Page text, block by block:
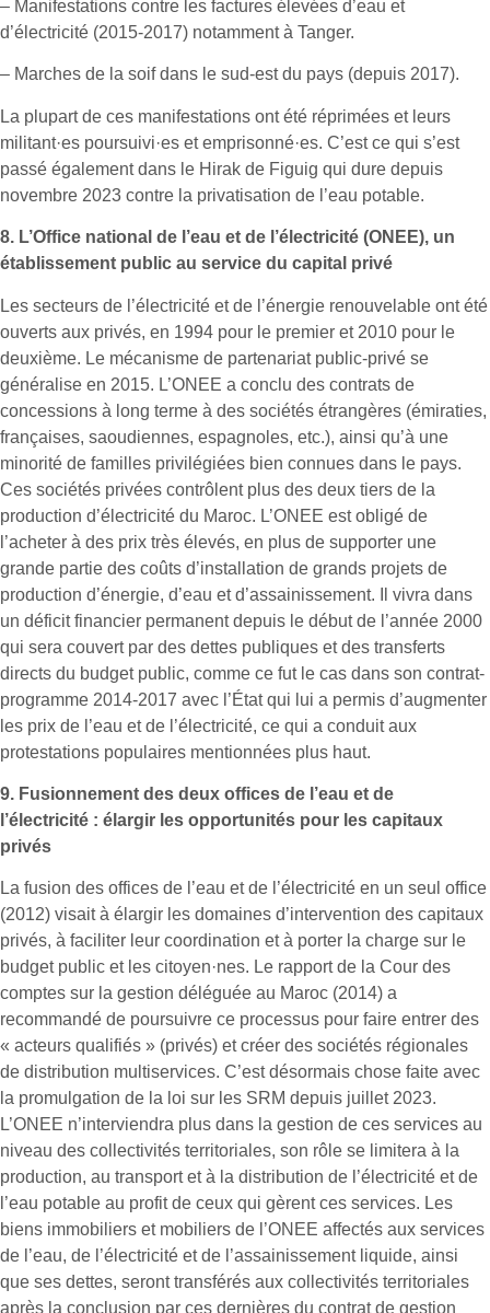
– Manifestations contre les factures élevées d’eau et
d’électricité (2015-2017) notamment à Tanger.
– Marches de la soif dans le sud-est du pays (depuis 2017).
La plupart de ces manifestations ont été réprimées et leurs
militant·es poursuivi·es et emprisonné·es. C’est ce qui s’est
passé également dans le Hirak de Figuig qui dure depuis
novembre 2023 contre la privatisation de l’eau potable.
8. L’Office national de l’eau et de l’électricité (ONEE), un
établissement public au service du capital privé
Les secteurs de l’électricité et de l’énergie renouvelable ont été
ouverts aux privés, en 1994 pour le premier et 2010 pour le
deuxième. Le mécanisme de partenariat public-privé se
généralise en 2015. L’ONEE a conclu des contrats de
concessions à long terme à des sociétés étrangères (émiraties,
françaises, saoudiennes, espagnoles, etc.), ainsi qu’à une
minorité de familles privilégiées bien connues dans le pays.
Ces sociétés privées contrôlent plus des deux tiers de la
production d’électricité du Maroc. L’ONEE est obligé de
l’acheter à des prix très élevés, en plus de supporter une
grande partie des coûts d’installation de grands projets de
production d’énergie, d’eau et d’assainissement. Il vivra dans
un déficit financier permanent depuis le début de l’année 2000
qui sera couvert par des dettes publiques et des transferts
directs du budget public, comme ce fut le cas dans son contrat-
programme 2014-2017 avec l’État qui lui a permis d’augmenter
les prix de l’eau et de l’électricité, ce qui a conduit aux
protestations populaires mentionnées plus haut.
9. Fusionnement des deux offices de l’eau et de
l’électricité : élargir les opportunités pour les capitaux
privés
La fusion des offices de l’eau et de l’électricité en un seul office
(2012) visait à élargir les domaines d’intervention des capitaux
privés, à faciliter leur coordination et à porter la charge sur le
budget public et les citoyen·nes. Le rapport de la Cour des
comptes sur la gestion déléguée au Maroc (2014) a
recommandé de poursuivre ce processus pour faire entrer des
« acteurs qualifiés » (privés) et créer des sociétés régionales
de distribution multiservices. C’est désormais chose faite avec
la promulgation de la loi sur les SRM depuis juillet 2023.
L’ONEE n’interviendra plus dans la gestion de ces services au
niveau des collectivités territoriales, son rôle se limitera à la
production, au transport et à la distribution de l’électricité et de
l’eau potable au profit de ceux qui gèrent ces services. Les
biens immobiliers et mobiliers de l’ONEE affectés aux services
de l’eau, de l’électricité et de l’assainissement liquide, ainsi
que ses dettes, seront transférés aux collectivités territoriales
après la conclusion par ces dernières du contrat de gestion